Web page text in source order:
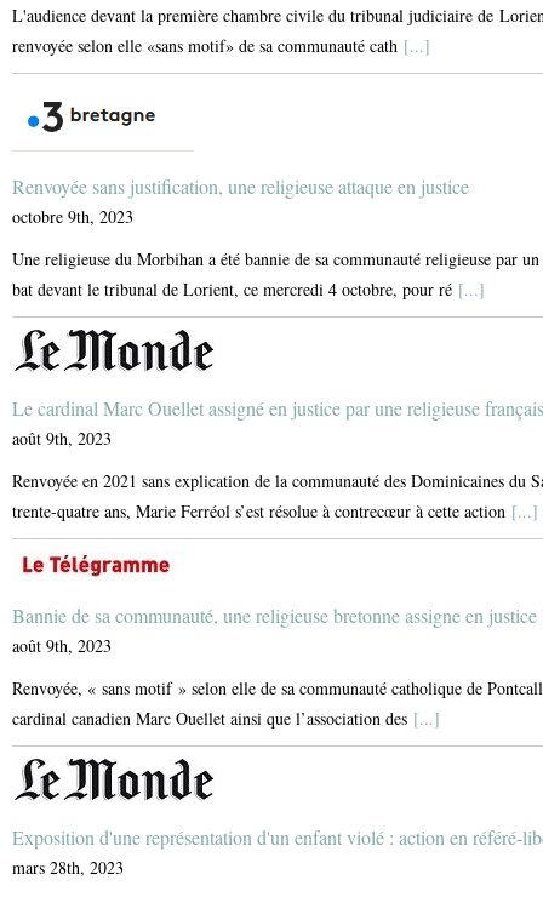
L'audience devant la première chambre civile du tribunal judiciaire de
renvoyée selon elle «sans motif» de sa communauté cath [...]
Renvoyée sans justification, une religieuse attaque en justice
octobre 9th, 2023
Une religieuse du Morbihan a été bannie de sa communauté religieuse par
bat devant le tribunal de Lorient, ce mercredi 4 octobre, pour ré [...]
Le cardinal Marc Ouellet assigné en justice par une religieuse
août 9th, 2023
Renvoyée en 2021 sans explication de la communauté des Dominicaines
trente-quatre ans, Marie Ferréol s’est résolue à contrecœur à cette action [...]
Bannie de sa communauté, une religieuse bretonne assigne en
août 9th, 2023
Renvoyée, « sans motif » selon elle de sa communauté catholique de
cardinal canadien Marc Ouellet ainsi que l’association des [...]
Exposition d'une représentation d'un enfant violé : action en référé-
mars 28th, 2023